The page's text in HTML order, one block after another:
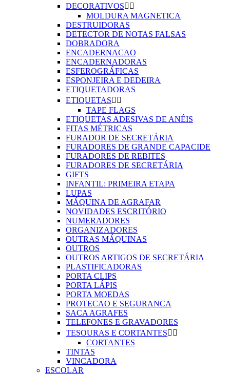
DECORATIVOS 
MOLDURA MAGNETICA
DESTRUIDORAS
DETECTOR DE NOTAS FALSAS
DOBRADORA
ENCADERNACAO
ENCADERNADORAS
ESFEROGRÁFICAS
ESPONJEIRA E DEDEIRA
ETIQUETADORAS
ETIQUETAS 
TAPE FLAGS
ETIQUETAS ADESIVAS DE ANÉIS
FITAS MÉTRICAS
FURADOR DE SECRETÁRIA
FURADORES DE GRANDE CAPACIDE
FURADORES DE REBITES
FURADORES DE SECRETÁRIA
GIFTS
INFANTIL: PRIMEIRA ETAPA
LUPAS
MÁQUINA DE AGRAFAR
NOVIDADES ESCRITÓRIO
NUMERADORES
ORGANIZADORES
OUTRAS MÁQUINAS
OUTROS
OUTROS ARTIGOS DE SECRETÁRIA
PLASTIFICADORAS
PORTA CLIPS
PORTA LÁPIS
PORTA MOEDAS
PROTECAO E SEGURANCA
SACA AGRAFES
TELEFONES E GRAVADORES
TESOURAS E CORTANTES 
CORTANTES
TINTAS
VINCADORA
ESCOLAR